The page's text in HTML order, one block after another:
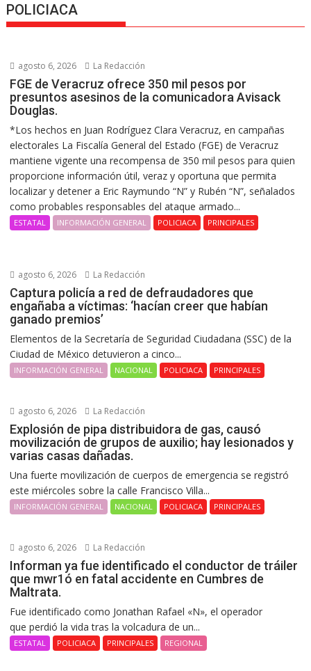
POLICIACA
agosto 6, 2026 La Redacción
FGE de Veracruz ofrece 350 mil pesos por
presuntos asesinos de la comunicadora Avisack
Douglas.
*Los hechos en Juan Rodríguez Clara Veracruz, en campañas
electorales La Fiscalía General del Estado (FGE) de Veracruz
mantiene vigente una recompensa de 350 mil pesos para quien
proporcione información útil, veraz y oportuna que permita
localizar y detener a Eric Raymundo “N” y Rubén “N”, señalados
como probables responsables del ataque armado...
ESTATAL INFORMACIÓN GENERAL POLICIACA PRINCIPALES
agosto 6, 2026 La Redacción
Captura policía a red de defraudadores que
engañaba a víctimas: ‘hacían creer que habían
ganado premios’
Elementos de la Secretaría de Seguridad Ciudadana (SSC) de la
Ciudad de México detuvieron a cinco...
INFORMACIÓN GENERAL NACIONAL POLICIACA PRINCIPALES
agosto 6, 2026 La Redacción
Explosión de pipa distribuidora de gas, causó
movilización de grupos de auxilio; hay lesionados y
varias casas dañadas.
Una fuerte movilización de cuerpos de emergencia se registró
este miércoles sobre la calle Francisco Villa...
INFORMACIÓN GENERAL NACIONAL POLICIACA PRINCIPALES
agosto 6, 2026 La Redacción
Informan ya fue identificado el conductor de tráiler
que mwr1ó en fatal accidente en Cumbres de
Maltrata.
Fue identificado como Jonathan Rafael «N», el operador
que perdió la vida tras la volcadura de un...
ESTATAL POLICIACA PRINCIPALES REGIONAL